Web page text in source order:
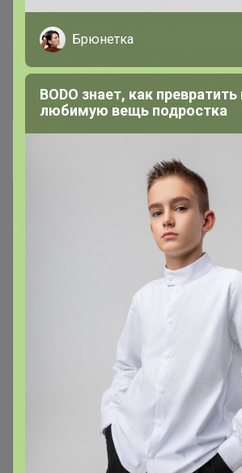
Шоколадно-ореховые
НАЛИЧИИ и ПОД ЗАКАЗ
Кофе в капсулах и дрип-
В НАЛИЧИИ И ПОД ЗАКАЗ -
Дрипы доступны к заказу!
#1. Свежеобжаренный кофе
Кофе в наличии у
Красноярске! Без
Если в заказе позиция из
каталога она выдается
Если нужно заказ
вместе с позициями под
напишите комментарий к
"отправить все вместе"
Если вы заказали из этого каталога, то в
включается сразу и идет в ближайший
Если хотите, чтобы заказ пришел
позициями под заказ (не делить) то
комментарий к заказу "отправить
Сорта недели и Кофе по
Брюнетка
BODO знает, как
любимую вещь подростка